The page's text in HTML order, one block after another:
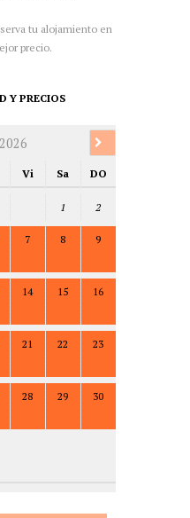
tu alojamiento en
precio.
Y PRECIOS
Vi Sa DO
1 2
7 8 9
14 15 16
21 22 23
28 29 30